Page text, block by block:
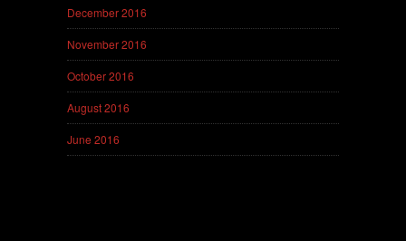
December 2016
November 2016
October 2016
August 2016
June 2016